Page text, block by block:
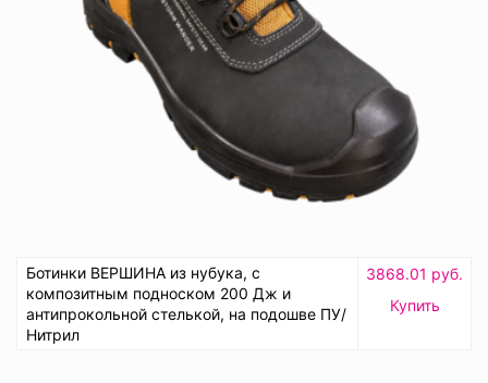
Ботинки ВЕРШИНА из нубука, с
композитным подноском 200 Дж и
антипрокольной стелькой, на подошве ПУ/
Нитрил
3868.01 руб.
Купить